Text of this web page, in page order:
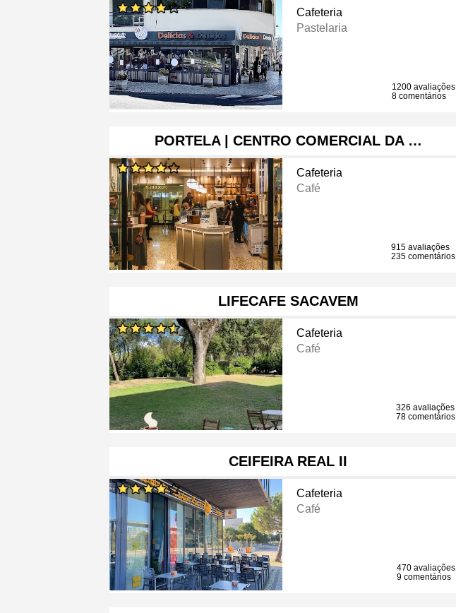
Cafeteria
Pastelaria
1200 avaliações
8 comentários
PORTELA | CENTRO COMERCIAL DA …
Cafeteria
Café
915 avaliações
235 comentários
LIFECAFE SACAVEM
Cafeteria
Café
326 avaliações
78 comentários
CEIFEIRA REAL II
Cafeteria
Café
470 avaliações
9 comentários